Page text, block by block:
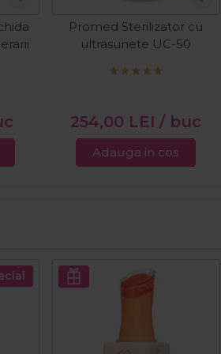
Promed Sterilizator cu
ultrasunete UC-50
254,00 LEI / buc
Adauga in cos